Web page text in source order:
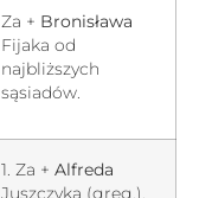
Za + Bronisława
Fijaka od
najbliższych
sąsiadów.
1. Za + Alfreda
Juszczyka (greg.).